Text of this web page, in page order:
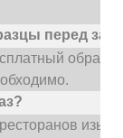
перед